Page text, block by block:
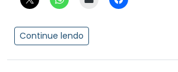
Continue lendo